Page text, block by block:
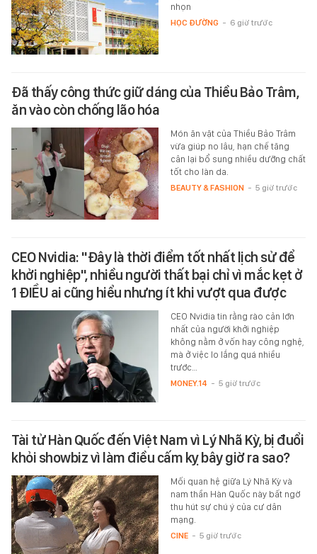
nhọn
HỌC ĐƯỜNG - 6 giờ trước
Đã thấy công thức giữ dáng của Thiều Bảo Trâm,
ăn vào còn chống lão hóa
Món ăn vặt của Thiều Bảo Trâm
vừa giúp no lâu, hạn chế tăng
cân lại bổ sung nhiều dưỡng chất
tốt cho làn da.
BEAUTY & FASHION - 5 giờ trước
CEO Nvidia: "Đây là thời điểm tốt nhất lịch sử để
khởi nghiệp", nhiều người thất bại chỉ vì mắc kẹt ở
1 ĐIỀU ai cũng hiểu nhưng ít khi vượt qua được
CEO Nvidia tin rằng rào cản lớn
nhất của người khởi nghiệp
không nằm ở vốn hay công nghệ,
mà ở việc lo lắng quá nhiều
trước…
MONEY.14 - 5 giờ trước
Tài tử Hàn Quốc đến Việt Nam vì Lý Nhã Kỳ, bị đuổi
khỏi showbiz vì làm điều cấm kỵ bây giờ ra sao?
Mối quan hệ giữa Lý Nhã Kỳ và
nam thần Hàn Quốc này bất ngờ
thu hút sự chú ý của cư dân
mạng.
CINE - 5 giờ trước